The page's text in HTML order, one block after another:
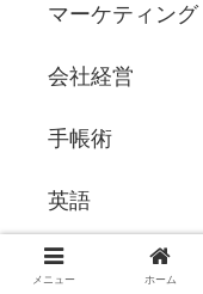
マーケティング
会社経営
手帳術
英語
ウェブ
メニュー ホーム